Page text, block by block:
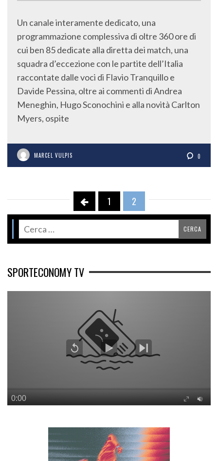
Un canale interamente dedicato, una
programmazione complessiva di oltre 360 ore di
cui ben 85 dedicate alla diretta dei match, una
squadra d’eccezione con le partite dell’Italia
raccontate dalle voci di Flavio Tranquillo e
Davide Pessina, oltre ai commenti di Andrea
Meneghin, Hugo Sconochini e alla novità Carlton
Myers, ospite
MARCEL VULPIS 0
1 2
SPORTECONOMY TV